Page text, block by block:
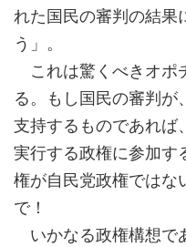
れた国民の審判の結果
う」。
これは驚くべきオポ
る。もし国民の審判が
支持するものであれば
実行する政権に参加す
権が自民党政権ではな
で！
いかなる政権構想で